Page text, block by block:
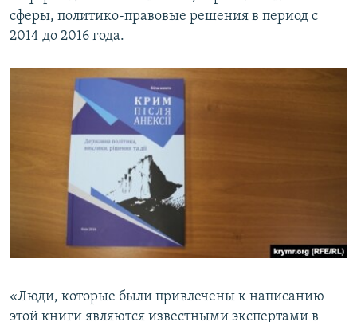
сферы, политико-правовые решения в период с
2014 до 2016 года.
«Люди, которые были привлечены к написанию
этой книги являются известными экспертами в